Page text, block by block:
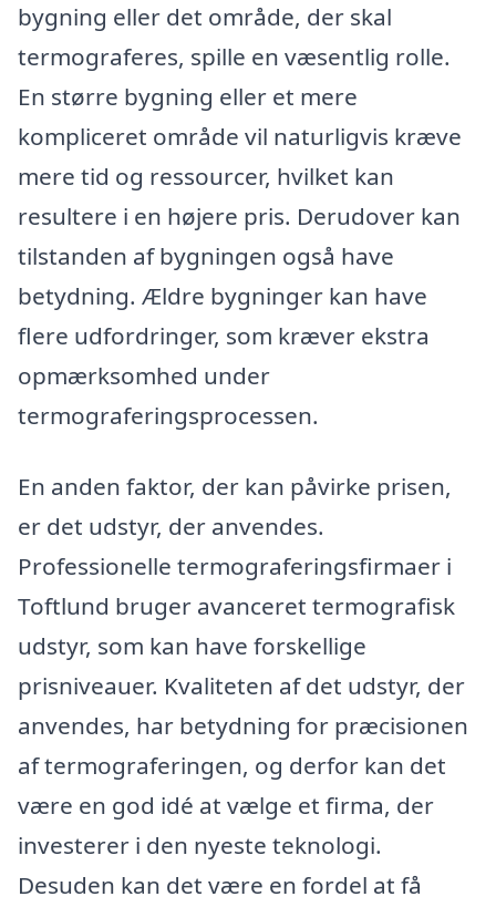
bygning eller det område, der skal
termograferes, spille en væsentlig rolle.
En større bygning eller et mere
kompliceret område vil naturligvis kræve
mere tid og ressourcer, hvilket kan
resultere i en højere pris. Derudover kan
tilstanden af bygningen også have
betydning. Ældre bygninger kan have
flere udfordringer, som kræver ekstra
opmærksomhed under
termograferingsprocessen.
En anden faktor, der kan påvirke prisen,
er det udstyr, der anvendes.
Professionelle termograferingsfirmaer i
Toftlund bruger avanceret termografisk
udstyr, som kan have forskellige
prisniveauer. Kvaliteten af det udstyr, der
anvendes, har betydning for præcisionen
af termograferingen, og derfor kan det
være en god idé at vælge et firma, der
investerer i den nyeste teknologi.
Desuden kan det være en fordel at få